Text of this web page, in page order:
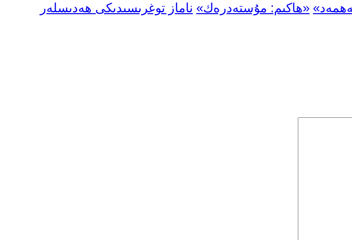
«ھاكىم: مۇستەدرەك» ناماز توغرىسىدىكى ھەدىسلەر